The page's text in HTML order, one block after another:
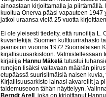
ainoastaan kirjoittamalla ja piirtämällä.
kuoltua Onerva pääsi vapauteen 1947
jatkoi uraansa vielä 25 vuotta
Ei ole yleisesti tiedetty, että runoilija L.
kuvantekijä. Suomen kulttuurirahasto
jäämistön vuonna 1972 Suomalaisen
kirjallisuusarkistoon. Valmistellessaan
kirjailija Hannu Mäkelätutustui
runojen lisäksi valtavaan määrän
etupäässä suurisilmäisiä naisen
Kirjallisuusarkisto lainasi akvarellit ja
taidemuseoon tähän näyttelyyn.
Berndt Arell
, joka on kirjoittanut